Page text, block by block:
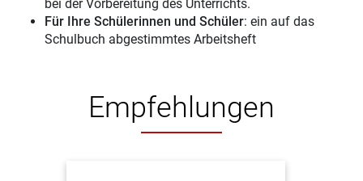
bei der Vorbereitung des Unterrichts.
Für Ihre Schülerinnen und Schüler: ein auf das
Schulbuch abgestimmtes Arbeitsheft
Empfehlungen